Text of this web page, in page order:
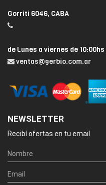
Gorriti 6046, CABA
de Lunes a viernes de 10:00hs
ventas@gerbio.com.ar
NEWSLETTER
Recibí ofertas en tu email